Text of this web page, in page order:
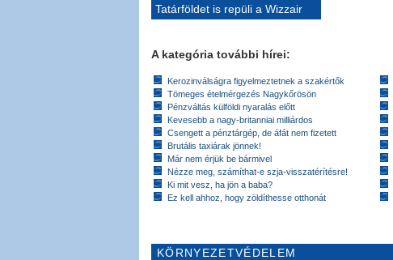
Tatárföldet is repüli a Wizzair
A kategória további hírei:
Kerozinválságra figyelmeztetnek a szakértők
Tömeges ételmérgezés Nagykőrösön
Pénzváltás külföldi nyaralás előtt
Kevesebb a nagy-britanniai milliárdos
Csengett a pénztárgép, de áfát nem fizetett
Brutális taxiárak jönnek!
Már nem érjük be bármivel
Nézze meg, számíthat-e szja-visszatérítésre!
Ki mit vesz, ha jön a baba?
Ez kell ahhoz, hogy zöldíthesse otthonát
KÖRNYEZETVÉDELEM